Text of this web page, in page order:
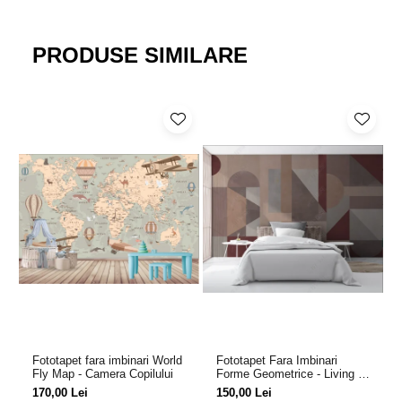
PRODUSE SIMILARE
Fototapet fara imbinari World
Fly Map - Camera Copilului
170,00 Lei
Fototapet Fara Imbinari
Forme Geometrice - Living &
Dormitor
150,00 Lei